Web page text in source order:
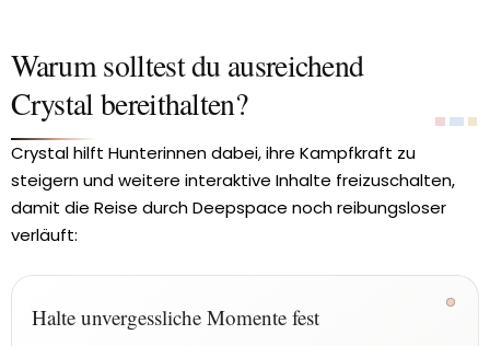
Warum solltest du ausreichend
Crystal bereithalten?
Crystal hilft Hunterinnen dabei, ihre Kampfkraft zu
steigern und weitere interaktive Inhalte freizuschalten,
damit die Reise durch Deepspace noch reibungsloser
verläuft:
Halte unvergessliche Momente fest